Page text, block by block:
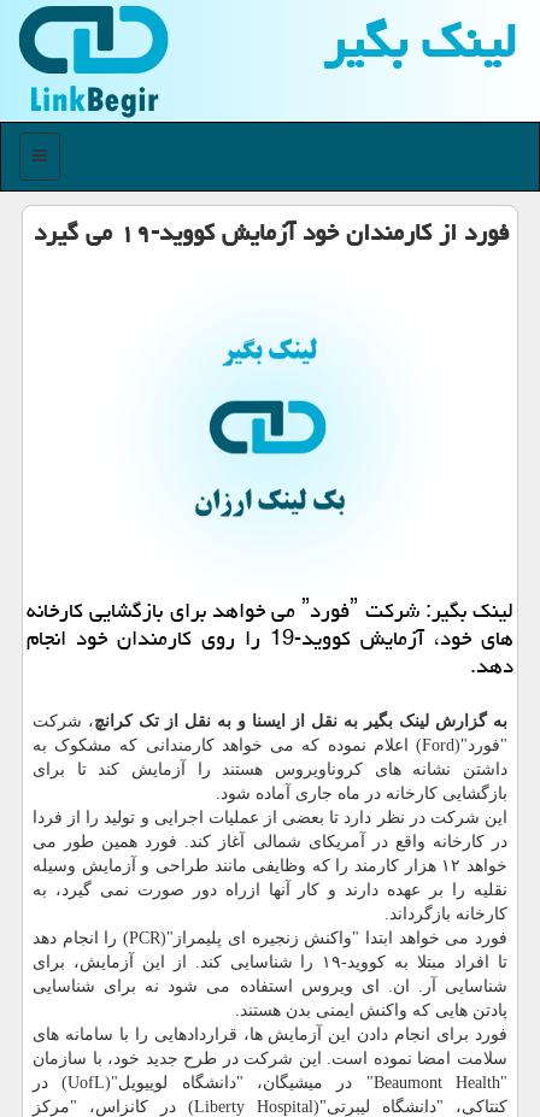
لینك بگیر
منو
فورد از كارمندان خود آزمایش كووید-۱۹ می گیرد
لینك بگیر: شركت ˮفوردˮ می خواهد برای بازگشایی كارخانه
های خود، آزمایش كووید-19 را روی كارمندان خود انجام
دهد.
به گزارش لینک بگیر به نقل از ایسنا و به نقل از تک کرانچ، شرکت
"فورد"(Ford) اعلام نموده که می خواهد کارمندانی که مشکوک به
داشتن نشانه های کروناویروس هستند را آزمایش کند تا برای
بازگشایی کارخانه در ماه جاری آماده شود.
این شرکت در نظر دارد تا بعضی از عملیات اجرایی و تولید را از فردا
در کارخانه واقع در آمریکای شمالی آغاز کند. فورد همین طور می
خواهد ۱۲ هزار کارمند را که وظایفی مانند طراحی و آزمایش وسیله
نقلیه را بر عهده دارند و کار آنها ازراه دور صورت نمی گیرد، به
کارخانه بازگرداند.
فورد می خواهد ابتدا "واکنش زنجیره ای پلیمراز"(PCR) را انجام دهد
تا افراد مبتلا به کووید-۱۹ را شناسایی کند. از این آزمایش، برای
شناسایی آر. ان. ای ویروس استفاده می شود نه برای شناسایی
پادتن هایی که واکنش ایمنی بدن هستند.
فورد برای انجام دادن این آزمایش ها، قراردادهایی را با سامانه های
سلامت امضا نموده است. این شرکت در طرح جدید خود، با سازمان
"Beaumont Health" در میشیگان، "دانشگاه لوییویل"(UofL) در
کنتاکی، "دانشگاه لیبرتی"(Liberty Hospital) در کانزاس، "مرکز